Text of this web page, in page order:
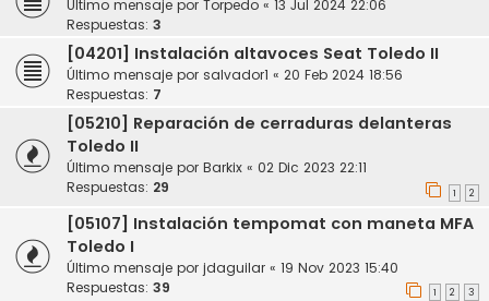
Último mensaje por Torpedo « 13 Jul 2024 22:06
Respuestas: 3
[04201] Instalación altavoces Seat Toledo II
Último mensaje por salvador1 « 20 Feb 2024 18:56
Respuestas: 7
[05210] Reparación de cerraduras delanteras
Toledo II
Último mensaje por Barkix « 02 Dic 2023 22:11
Respuestas: 29 1 2
[05107] Instalación tempomat con maneta MFA
Toledo I
Último mensaje por jdaguilar « 19 Nov 2023 15:40
Respuestas: 39 1 2 3